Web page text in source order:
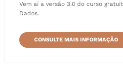
Vem aí a versão 3.0 do curso
Dados.
CONSULTE MAIS INFORMAÇÃO